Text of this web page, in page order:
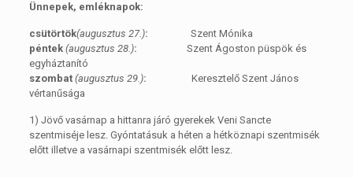
Ünnepek, emléknapok:
csütörtök(augusztus 27.): Szent Mónika
péntek (augusztus 28.): Szent Ágoston püspök és
egyháztanító
szombat (augusztus 29.): Keresztelő Szent János
vértanűsága
1) Jövő vasárnap a hittanra járó gyerekek Veni Sancte
szentmiséje lesz. Gyóntatásuk a héten a hétköznapi szentmisék
előtt illetve a vasárnapi szentmisék előtt lesz.